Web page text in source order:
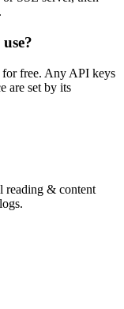
free. Any API keys
are set by its
reading & content